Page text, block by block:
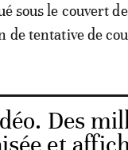
sous le couvert
de tentative de
Des